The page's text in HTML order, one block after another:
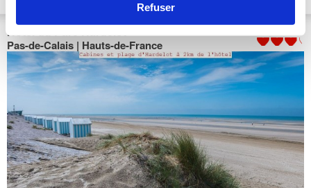
Refuser
Hôtel du Parc Hardelot***
Pas-de-Calais | Hauts-de-France